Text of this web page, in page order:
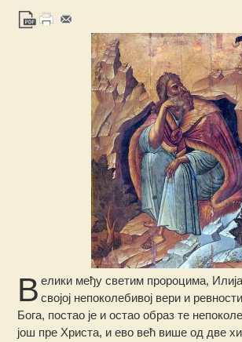
В елики међу светим пророцима,
својој непоколебивој вери и
Бога, постао је и остао образ те
још пре Христа, и ево већ више од две